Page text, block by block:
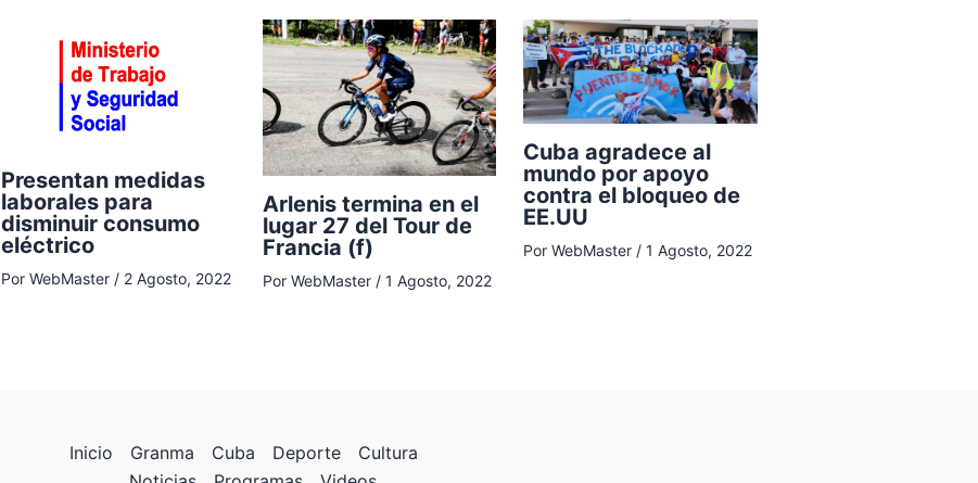
Presentan medidas
laborales para
disminuir consumo
eléctrico
Por WebMaster / 2 Agosto, 2022
Arlenis termina en el
lugar 27 del Tour de
Francia (f)
Por WebMaster / 1 Agosto, 2022
Cuba agradece al
mundo por apoyo
contra el bloqueo de
EE.UU
Por WebMaster / 1 Agosto, 2022
Inicio Granma Cuba Deporte
Cultura